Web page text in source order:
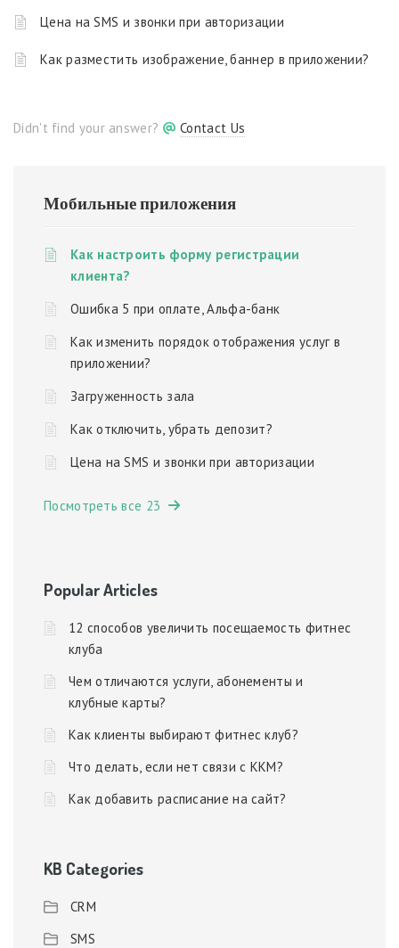
Цена на SMS и звонки при авторизации
Как разместить изображение, баннер в приложении?
Didn't find your answer? Contact Us
Мобильные приложения
Как настроить форму регистрации
клиента?
Ошибка 5 при оплате, Альфа-банк
Как изменить порядок отображения услуг в
приложении?
Загруженность зала
Как отключить, убрать депозит?
Цена на SMS и звонки при авторизации
Посмотреть все 23
Popular Articles
12 способов увеличить посещаемость фитнес
клуба
Чем отличаются услуги, абонементы и
клубные карты?
Как клиенты выбирают фитнес клуб?
Что делать, если нет связи с ККМ?
Как добавить расписание на сайт?
KB Categories
CRM
SMS